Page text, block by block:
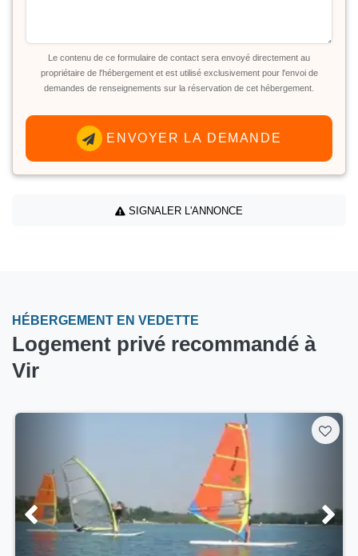
Le contenu de ce formulaire de contact sera envoyé directement au
propriétaire de l'hébergement et est utilisé exclusivement pour l'envoi de
demandes de renseignements sur la réservation de cet hébergement.
ENVOYER LA DEMANDE
SIGNALER L'ANNONCE
HÉBERGEMENT EN VEDETTE
Logement privé recommandé à
Vir